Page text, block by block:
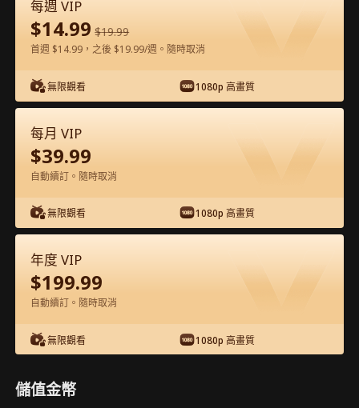
在APP內免費看
第61集 - 神啟玄機：華洲戰紀 完整影片
1-50 51-62
58 60 61
每週 VIP
$14.99 $19.99
首週 $14.99，之後 $19.99/週。隨時取消
無限觀看 1080p 高畫質
每月 VIP
$39.99
自動續訂。隨時取消
無限觀看 1080p 高畫質
年度 VIP
$199.99
自動續訂。隨時取消
無限觀看 1080p 高畫質
儲值金幣